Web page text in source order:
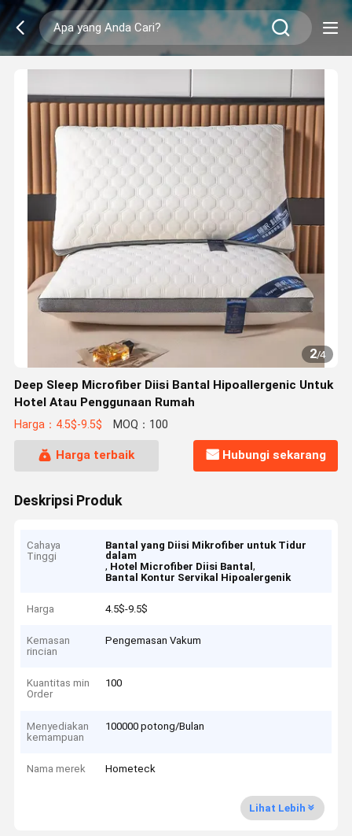
2/4
Deep Sleep Microfiber Diisi Bantal Hipoallergenic Untuk
Hotel Atau Penggunaan Rumah
Harga：4.5$-9.5$ MOQ：100
Harga terbaik Hubungi sekarang
Deskripsi Produk
Cahaya
Tinggi
Bantal yang Diisi Mikrofiber untuk Tidur
dalam
, Hotel Microfiber Diisi Bantal,
Bantal Kontur Servikal Hipoalergenik
Harga 4.5$-9.5$
Kemasan
rincian
Pengemasan Vakum
Kuantitas min
Order
100
Menyediakan
kemampuan
100000 potong/Bulan
Nama merek Hometeck
Lihat Lebih